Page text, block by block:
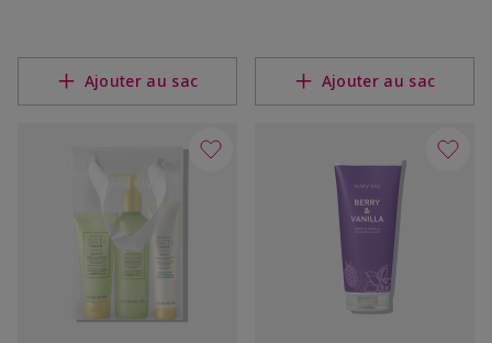
Ajouter au sac Ajouter au sac